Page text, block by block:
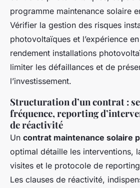
programme maintenance solaire
Vérifier la gestion des risques
photovoltaïques et l’expérience
rendement installations
limiter les défaillances et de
l’investissement.
Structuration d’un contrat :
fréquence, reporting
de réactivité
Un contrat maintenance solaire
optimal détaille les interventions,
visites et le protocole de
Les clauses de réactivité,